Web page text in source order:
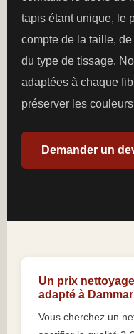
tapis étant unique, le
compte de la taille,
du type de tissage.
adaptées à chaque
préserver les
Demander un
Un prix
adapté à
Vous cherchez un